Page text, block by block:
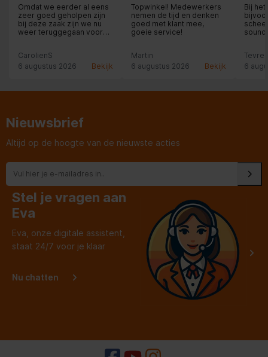
Omdat we eerder al eens
zeer goed geholpen zijn
bij deze zaak zijn we nu
weer teruggegaan voor
duurder dan via internet
(ca. 14 euro) maar dan heb
dat zeker waard.
CarolienS
6 augustus 2026
Bekijk
Topwinkel! Medewerkers
nemen de tijd en denken
goed met klant mee,
goeie service!
Martin
6 augustus 2026
Bekijk
Bij
het
6
Nieuwsbrief
Altijd op de hoogte van de nieuwste acties
Stel je vragen aan
Eva
Eva, onze digitale assistent,
staat 24/7 voor je klaar
Nu chatten